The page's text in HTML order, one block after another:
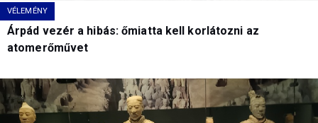
VÉLEMÉNY
Árpád vezér a hibás: őmiatta kell korlátozni az
atomerőművet